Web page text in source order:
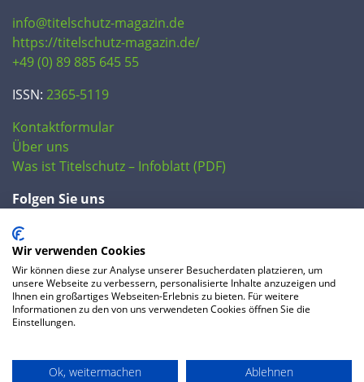
info@titelschutz-magazin.de
https://titelschutz-magazin.de/
+49 (0) 89 885 645 55
ISSN: 2365-5119
Kontaktformular
Über uns
Was ist Titelschutz – Infoblatt (PDF)
Folgen Sie uns
FAQ
Datenschutzerklärung AGB Preise
Wir verwenden Cookies
Wir können diese zur Analyse unserer Besucherdaten platzieren, um
unsere Webseite zu verbessern, personalisierte Inhalte anzuzeigen und
Ihnen ein großartiges Webseiten-Erlebnis zu bieten. Für weitere
Informationen zu den von uns verwendeten Cookies öffnen Sie die
Einstellungen.
Ok, weitermachen Ablehnen